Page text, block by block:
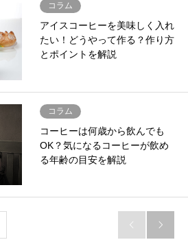
コラム
アイスコーヒーを美味しく入れ
たい！どうやって作る？作り方
とポイントを解説
コラム
コーヒーは何歳から飲んでも
OK？気になるコーヒーが飲め
る年齢の目安を解説
 